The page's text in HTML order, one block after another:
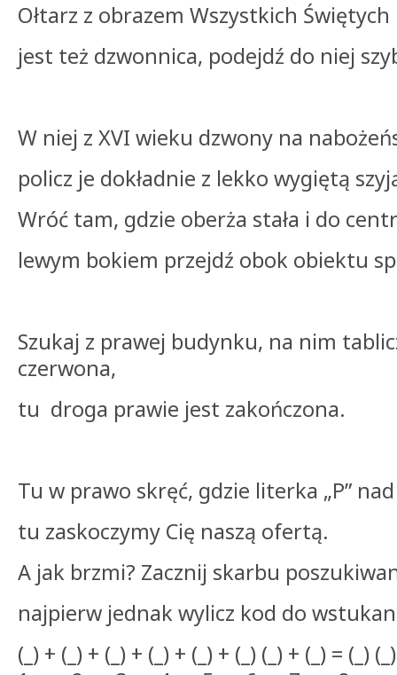
Ołtarz z obrazem Wszystkich
jest też dzwonnica, podejdź do niej
W niej z XVI wieku dzwony na
policz je dokładnie z lekko wygiętą
Wróć tam, gdzie oberża stała i do
lewym bokiem przejdź obok obiektu
Szukaj z prawej budynku, na nim
czerwona,
tu droga prawie jest zakończona.
Tu w prawo skręć, gdzie literka „P”
tu zaskoczymy Cię naszą ofertą.
A jak brzmi? Zacznij skarbu
najpierw jednak wylicz kod do
(_) + (_) + (_) + (_) + (_) + (_) (_) + (_) = (_) (_)